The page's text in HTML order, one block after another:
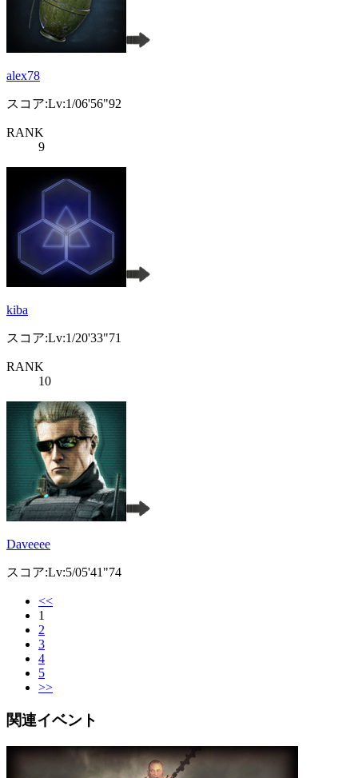
alex78
スコア:Lv:1/06'56"92
RANK
9
kiba
スコア:Lv:1/20'33"71
RANK
10
Daveeee
スコア:Lv:5/05'41"74
<<
1
2
3
4
5
>>
関連イベント